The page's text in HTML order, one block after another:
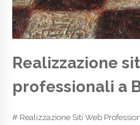
Realizzazione
professionali a
# Realizzazione Siti Web